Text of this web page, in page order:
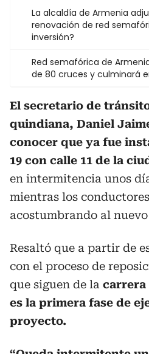
La alcaldía de Armenia
renovación de red
inversión?
Red semafórica de
de 80 cruces y culminará
El secretario de
quindiana, Daniel
conocer que ya fue
19 con calle 11 de la
en intermitencia unos
mientras los
acostumbrando al
Resaltó que a partir de
con el proceso de
que siguen de la carrera
es la primera fase de
proyecto.